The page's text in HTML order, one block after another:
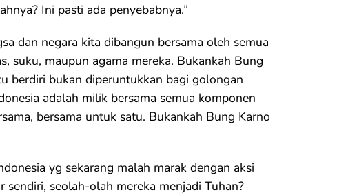
Ini pasti ada penyebabnya.”
dan negara kita dibangun bersama oleh semua
suku, maupun agama mereka. Bukankah Bung
berdiri bukan diperuntukkan bagi golongan
adalah milik bersama semua komponen
bersama untuk satu. Bukankah Bung Karno
yg sekarang malah marak dengan aksi
seolah-olah mereka menjadi Tuhan?